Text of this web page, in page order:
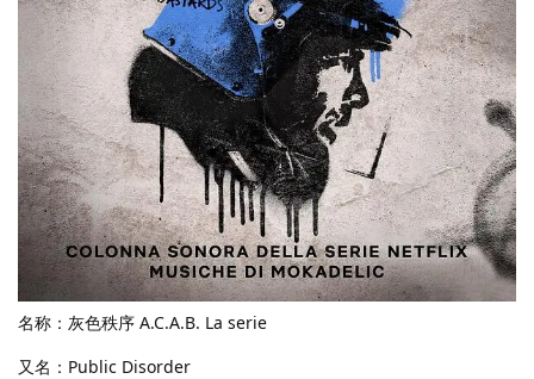
名称：灰色秩序 A.C.A.B. La serie
又名：Public Disorder